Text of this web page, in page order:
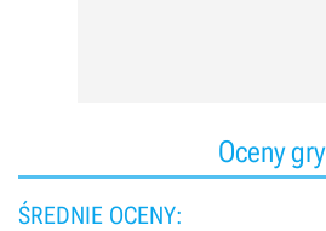
Oceny gry
ŚREDNIE OCENY: